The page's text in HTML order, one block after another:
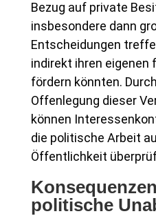
Bezug auf private
insbesondere dann
Entscheidungen
indirekt ihren eigenen
fördern könnten.
Offenlegung dieser
können
die politische Arbeit
Öffentlichkeit
politische